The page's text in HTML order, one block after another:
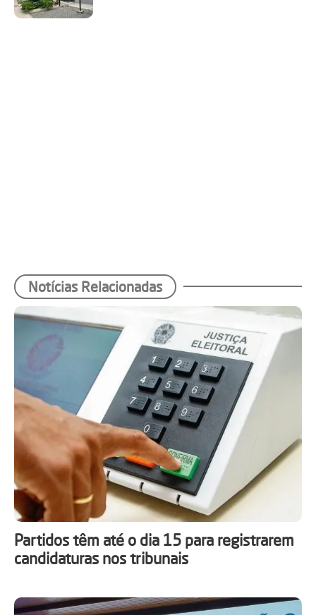
Notícias Relacionadas
Partidos têm até o dia 15 para registrarem
candidaturas nos tribunais